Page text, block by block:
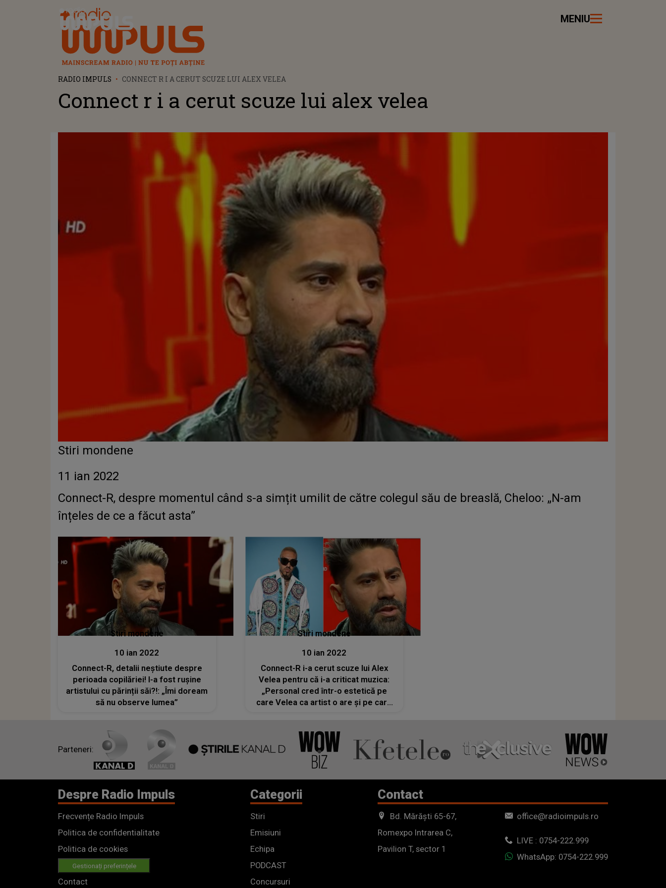
Radio Impuls MENIU
RADIO IMPULS CONNECT R I A CERUT SCUZE LUI ALEX VELEA
Connect r i a cerut scuze lui alex velea
Stiri mondene
11 ian 2022
Connect-R, despre momentul când s-a simțit umilit de către colegul său de breaslă, Cheloo: „N-am
înțeles de ce a făcut asta”
Stiri mondene
10 ian 2022
Connect-R, detalii neștiute despre
perioada copilăriei! I-a fost rușine
artistului cu părinții săi?!: „Îmi doream
să nu observe lumea”
Stiri mondene
10 ian 2022
Connect-R i-a cerut scuze lui Alex
Velea pentru că i-a criticat muzica:
„Personal cred într-o estetică pe
care Velea ca artist o are și pe care
Parteneri:
Despre Radio Impuls
Frecvențe Radio Impuls
Politica de confidentialitate
Politica de cookies
Gestionați preferințele
Contact
Categorii
Stiri
Emisiuni
Echipa
PODCAST
Concursuri
Contact
Bd. Mărăști 65-67,
Romexpo Intrarea C,
Pavilion T, sector 1
office@radioimpuls.ro
LIVE : 0754-222.999
WhatsApp: 0754-222.999